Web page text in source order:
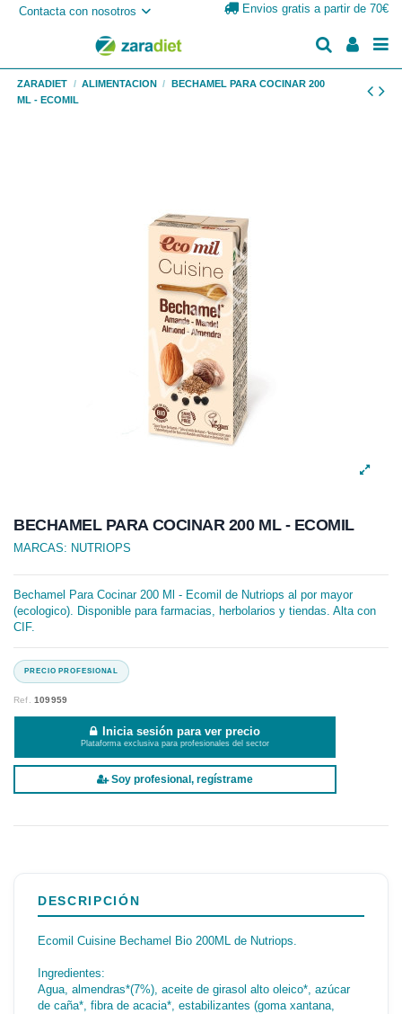
Contacta con nosotros Envios gratis a partir de 70€
ZARADIET ALIMENTACION
BECHAMEL PARA COCINAR 200
ML - ECOMIL
BECHAMEL PARA COCINAR 200 ML - ECOMIL
MARCAS: NUTRIOPS
Bechamel Para Cocinar 200 Ml - Ecomil de Nutriops al por mayor
(ecologico). Disponible para farmacias, herbolarios y tiendas. Alta con
CIF.
Ref.109959
Inicia sesión para ver precio
Plataforma exclusiva para profesionales del sector
Soy profesional, regístrame
DESCRIPCIÓN
Ecomil Cuisine Bechamel Bio 200ML de Nutriops.
Ingredientes:
Agua, almendras*(7%), aceite de girasol alto oleico*, azúcar
de caña*, fibra de acacia*, estabilizantes (goma xantana,